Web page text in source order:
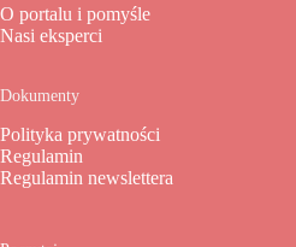
O portalu i pomyśle
Nasi eksperci
Dokumenty
Polityka prywatności
Regulamin
Regulamin newslettera